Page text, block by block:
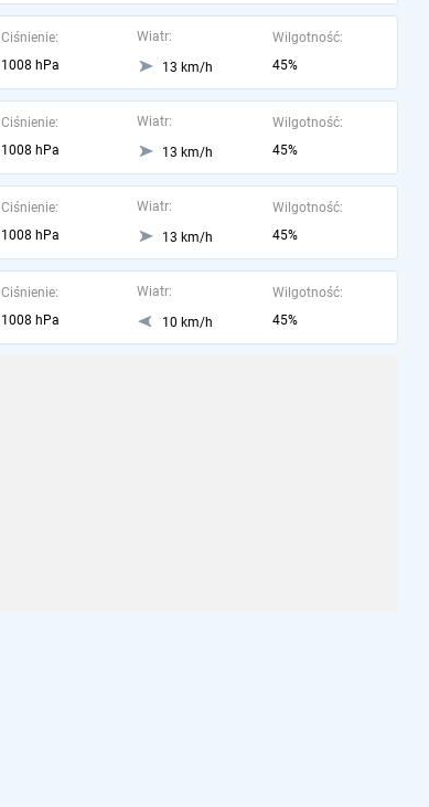
Ciśnienie:
1008 hPa
Wiatr:
13 km/h
Wilgotność:
45%
Ciśnienie:
1008 hPa
Wiatr:
13 km/h
Wilgotność:
45%
Ciśnienie:
1008 hPa
Wiatr:
13 km/h
Wilgotność:
45%
Ciśnienie:
1008 hPa
Wiatr:
10 km/h
Wilgotność:
45%